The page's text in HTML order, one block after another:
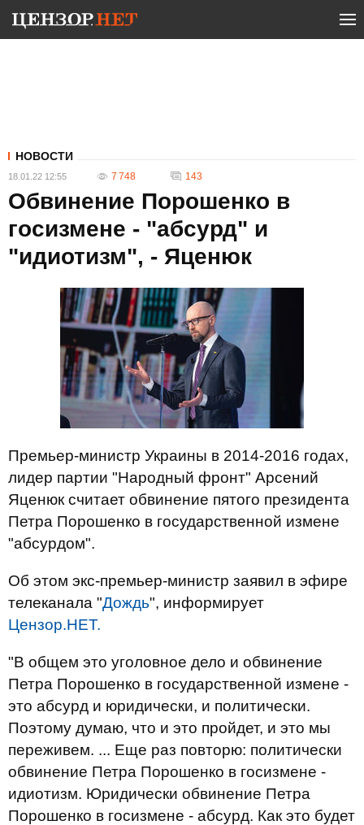
НОВОСТИ
18.01.22 12:55 7 748 143
Обвинение Порошенко в
госизмене - "абсурд" и
"идиотизм", - Яценюк
Премьер-министр Украины в 2014-2016 годах,
лидер партии "Народный фронт" Арсений
Яценюк считает обвинение пятого президента
Петра Порошенко в государственной измене
"абсурдом".
Об этом экс-премьер-министр заявил в эфире
телеканала "Дождь", информирует
Цензор.НЕТ.
"В общем это уголовное дело и обвинение
Петра Порошенко в государственной измене -
это абсурд и юридически, и политически.
Поэтому думаю, что и это пройдет, и это мы
переживем. ... Еще раз повторю: политически
обвинение Петра Порошенко в госизмене -
идиотизм. Юридически обвинение Петра
Порошенко в госизмене - абсурд. Как это будет